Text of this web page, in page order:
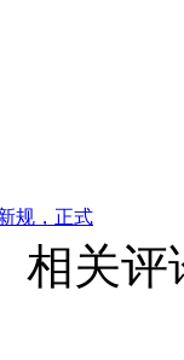
规，正式
相关评